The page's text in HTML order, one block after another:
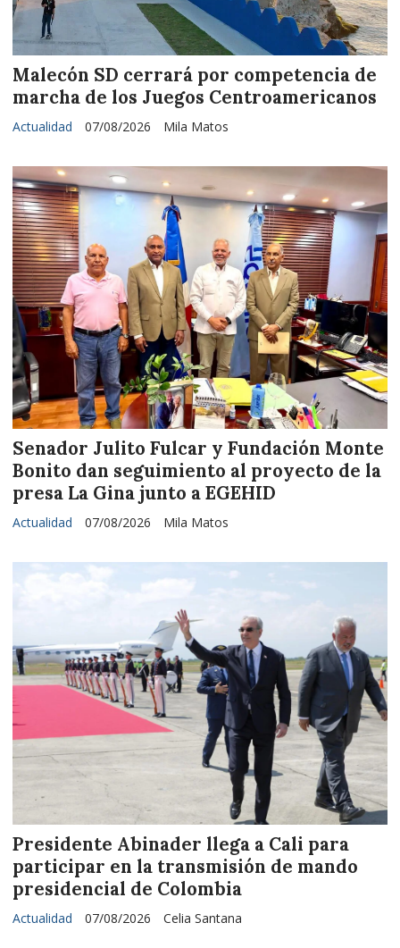
Malecón SD cerrará por competencia de
marcha de los Juegos Centroamericanos
Mila Matos
Actualidad 07/08/2026
Senador Julito Fulcar y Fundación Monte
Bonito dan seguimiento al proyecto de la
presa La Gina junto a EGEHID
Mila Matos
Actualidad 07/08/2026
Presidente Abinader llega a Cali para
participar en la transmisión de mando
presidencial de Colombia
Celia Santana
Actualidad 07/08/2026